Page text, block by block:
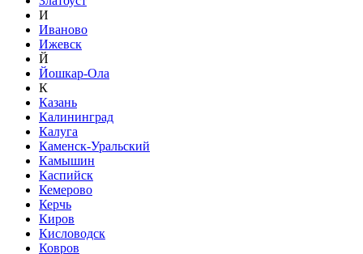
И
Иваново
Ижевск
Й
Йошкар-Ола
К
Казань
Калининград
Калуга
Каменск-Уральский
Камышин
Каспийск
Кемерово
Керчь
Киров
Кисловодск
Ковров